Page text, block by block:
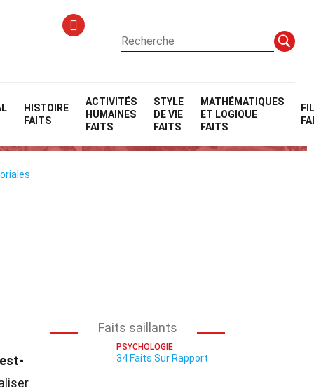
HISTOIRE
FAITS
ACTIVITÉS
HUMAINES
FAITS
STYLE
DE VIE
FAITS
MATHÉMATIQUES
ET LOGIQUE
FAITS
Faits saillants
PSYCHOLOGIE
34 Faits Sur Rapport